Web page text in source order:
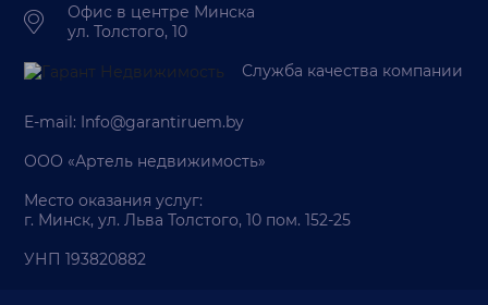
Офис в центре Минска
ул. Толстого, 10
Служба качества компании
E-mail: Info@garantiruem.by
ООО «Артель недвижимость»
Место оказания услуг:
г. Минск, ул. Льва Толстого, 10 пом. 152-25
УНП 193820882